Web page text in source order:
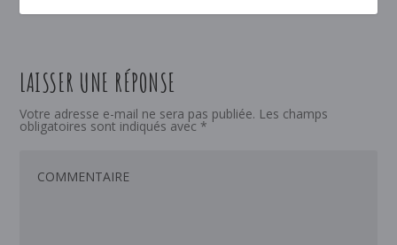
LAISSER UNE RÉPONSE
Votre adresse e-mail ne sera pas publiée. Les champs
obligatoires sont indiqués avec *